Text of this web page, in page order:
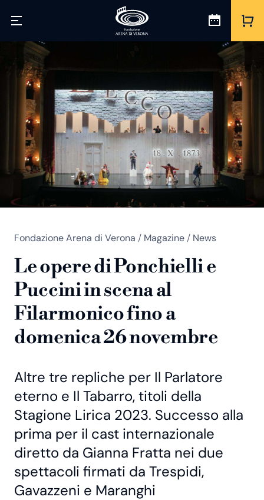
Fondazione Arena di Verona / Magazine / News
Le opere di Ponchielli e
Puccini in scena al
Filarmonico fino a
domenica 26 novembre
Altre tre repliche per Il Parlatore
eterno e Il Tabarro, titoli della
Stagione Lirica 2023. Successo alla
prima per il cast internazionale
diretto da Gianna Fratta nei due
spettacoli firmati da Trespidi,
Gavazzeni e Maranghi